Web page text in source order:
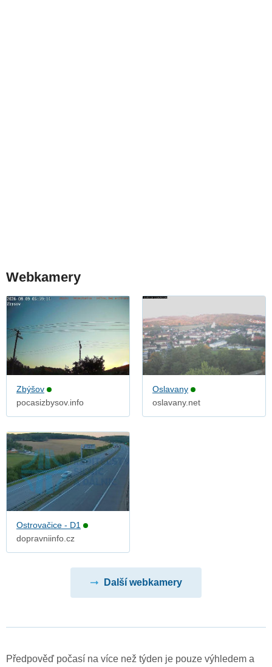
Webkamery
Zbýšov
pocasizbysov.info
Oslavany
oslavany.net
Ostrovačice - D1
dopravniinfo.cz
Další webkamery
Předpověď počasí na více než týden je pouze výhledem a